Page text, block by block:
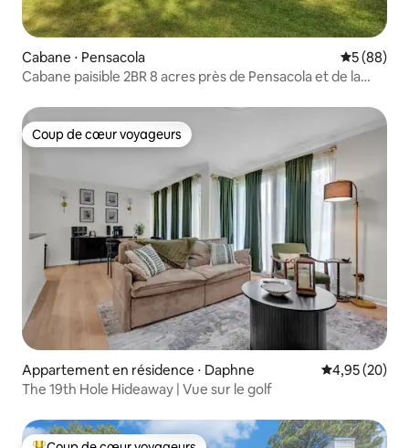
Cabane ⋅ Pensacola
5 (88)
Cabane paisible 2BR 8 acres près de Pensacola et de la
Coup de cœur voyageurs
Coup de cœur voyageurs
Appartement en résidence ⋅ Daphne Évaluation
4,95 (20)
The 19th Hole Hideaway | Vue sur le golf